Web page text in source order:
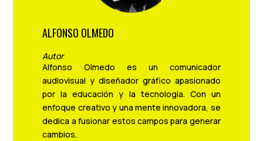
ALFONSO OLMEDO
Autor
Alfonso Olmedo es un comunicador
audiovisual y diseñador gráfico apasionado
por la educación y la tecnología. Con un
enfoque creativo y una mente innovadora, se
dedica a fusionar estos campos para generar
cambios.